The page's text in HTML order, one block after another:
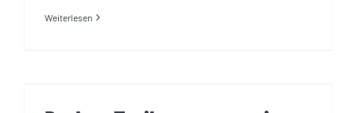
Weiterlesen